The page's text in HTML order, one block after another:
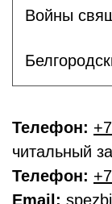
Войны
Телефон:
читальный
Телефон:
Email: